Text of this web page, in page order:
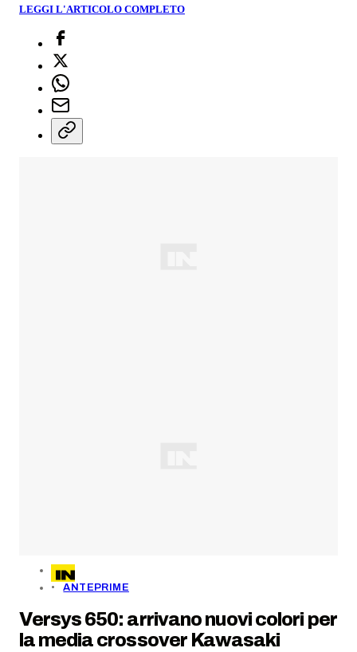
LEGGI L'ARTICOLO COMPLETO
ANTEPRIME
Versys 650: arrivano nuovi colori per
la media crossover Kawasaki